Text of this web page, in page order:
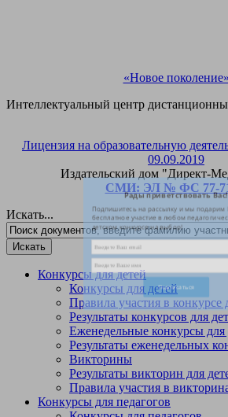
«Новое поколение»
Интеллектуальный центр
Лицензия на образовательную
09.09.2019
Издательский дом "Директ-
СМИ: ЭЛ № ФС 77-
Искать...
Конкурсы для детей
Конкурсы для детей
Правила участия в конкурсе
Результаты конкурсов для
Еженедельные конкурсы для
Результаты еженедельных
Викторины
Результаты викторин для
Правила участия в
Конкурсы для педагогов
Рады
Подпишитесь на рассылку и мы
бесплатное участие в любом
детском конкурсе на выбор!